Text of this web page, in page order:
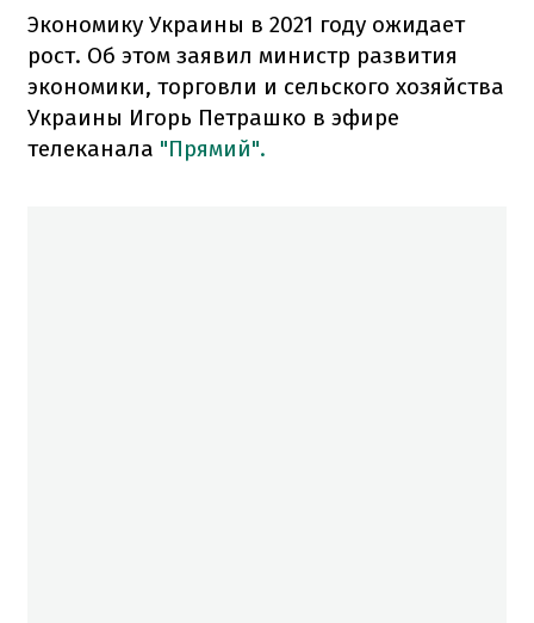
Экономику Украины в 2021 году ожидает
рост. Об этом заявил министр развития
экономики, торговли и сельского хозяйства
Украины Игорь Петрашко в эфире
телеканала "Прямий".